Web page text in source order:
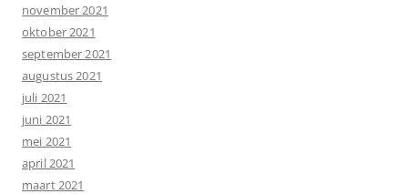
november 2021
oktober 2021
september 2021
augustus 2021
juli 2021
juni 2021
mei 2021
april 2021
maart 2021